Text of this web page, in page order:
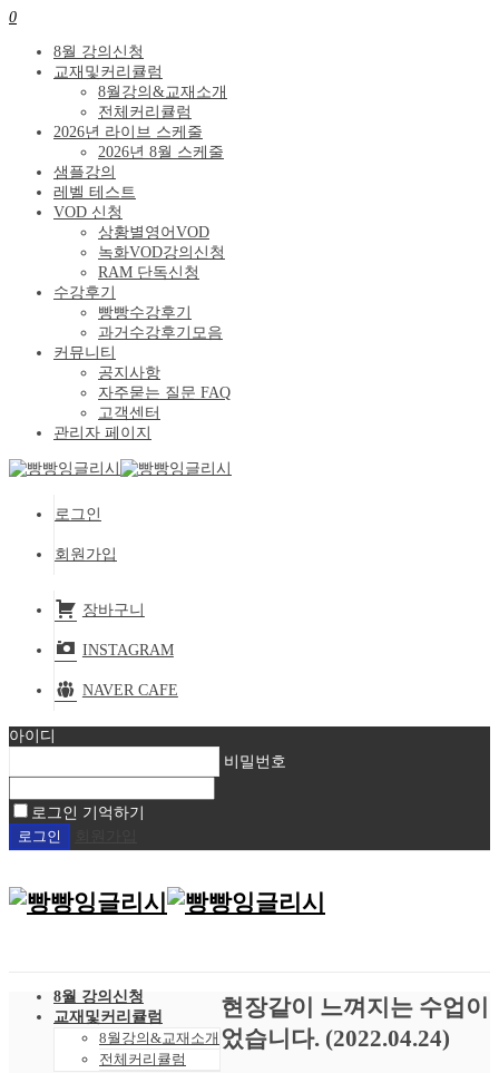
0
8월 강의신청
교재및커리큘럼
8월강의&교재소개
전체커리큘럼
2026년 라이브 스케줄
2026년 8월 스케줄
샘플강의
레벨 테스트
VOD 신청
상황별영어VOD
녹화VOD강의신청
RAM 단독신청
수강후기
빵빵수강후기
과거수강후기모음
커뮤니티
공지사항
자주묻는 질문 FAQ
고객센터
관리자 페이지
로그인
회원가입
장바구니
INSTAGRAM
NAVER CAFE
아이디
비밀번호
로그인 기억하기
8월 강의신청
교재및커리큘럼
8월강의&교재소개
전체커리큘럼
현장같이 느껴지는 수업이
었습니다. (2022.04.24)